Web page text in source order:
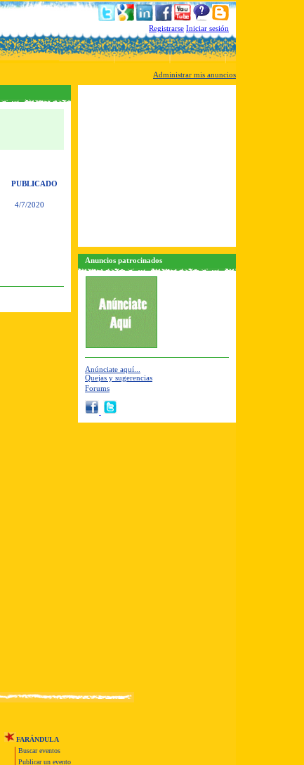
Registrarse Iniciar sesión
Administrar mis anuncios
PUBLICADO
4/7/2020
Anuncios patrocinados
Anúnciate aquí...
Quejas y sugerencias
Forums
FARÁNDULA
Buscar eventos
Publicar un evento